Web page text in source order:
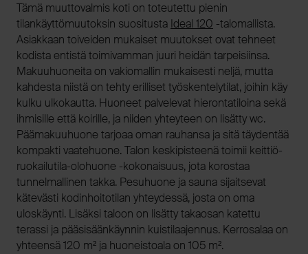
Tämä muuttovalmis koti on toteutettu pienin
tilankäyttömuutoksin suositusta Ideal 120 -talomallista.
Asiakkaan toiveiden mukaiset muutokset ovat tehneet
kodista entistä toimivamman juuri heidän tarpeisiinsa.
Makuuhuoneita on vakiomallin mukaisesti neljä, mutta
kahdesta niistä on tehty erilliset työskentelytilat, joihin käy
kulku ulkokautta. Huoneet palvelevat hierontatiloina sekä
ihmisille että koirille, ja niiden yhteyteen on lisätty wc.
Päämakuuhuone tarjoaa oman rauhansa ja sitä täydentää
kompakti vaatehuone. Talon keskipisteenä toimii keittiö-
ruokailutila-olohuone -kokonaisuus, jota korostaa
tunnelmallinen takka. Pesuhuone ja sauna sijaitsevat
kätevästi kodinhoitotilan yhteydessä, josta on oma
uloskäynti. Lisäksi taloon on lisätty takaosan katettu
terassi ja pääsisäänkäynnin kuistilaajennus. Kerrosalaa on
yhteensä 120 m² ja huoneistoala on 105 m².